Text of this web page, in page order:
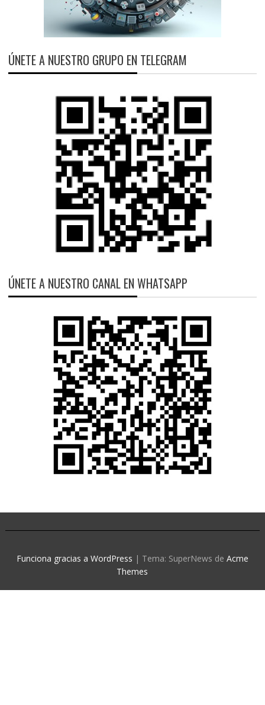
ÚNETE A NUESTRO GRUPO EN TELEGRAM
ÚNETE A NUESTRO CANAL EN WHATSAPP
Funciona gracias a WordPress | Tema: SuperNews de Acme
Themes